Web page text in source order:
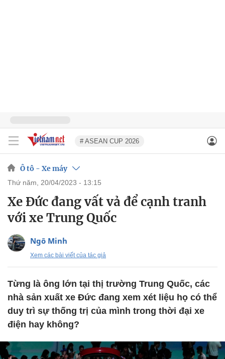
# ASEAN CUP 2026
Ô tô - Xe máy
thứ năm, 20/04/2023 - 13:15
Xe Đức đang vất vả để cạnh tranh
với xe Trung Quốc
Ngô Minh
Xem các bài viết của tác giả
Từng là ông lớn tại thị trường Trung Quốc, các
nhà sản xuất xe Đức đang xem xét liệu họ có thể
duy trì sự thống trị của mình trong thời đại xe
điện hay không?